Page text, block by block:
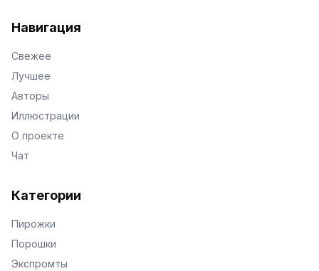
Навигация
Свежее
Лучшее
Авторы
Иллюстрации
О проекте
Чат
Категории
Пирожки
Порошки
Экспромты